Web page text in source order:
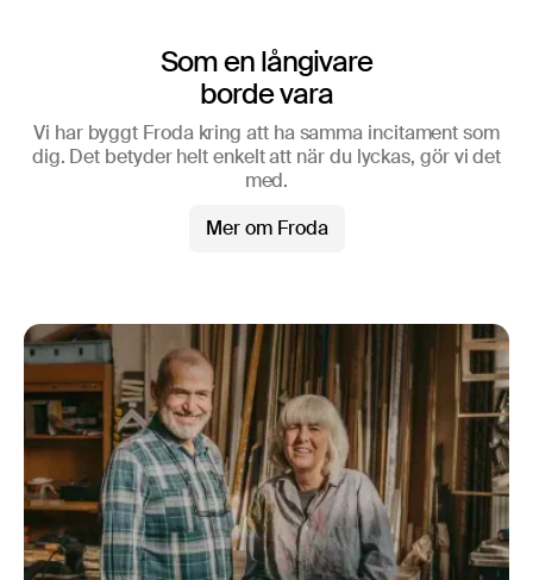
Som en långivare
borde vara
Vi har byggt Froda kring att ha samma incitament som
dig. Det betyder helt enkelt att när du lyckas, gör vi det
med.
Mer om Froda